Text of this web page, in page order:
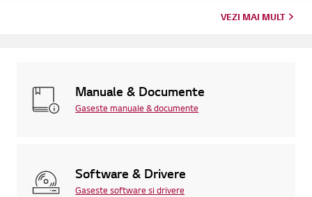
VEZI MAI MULT
Manuale & Documente
Gaseste manuale & documente
Software & Drivere
Gaseste software si drivere